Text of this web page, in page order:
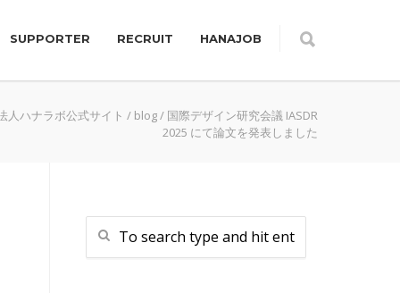
SUPPORTER RECRUIT HANAJOB
人ハナラボ公式サイト / blog/ 国際デザイン研究会議 IASDR
2025 にて論文を発表しました